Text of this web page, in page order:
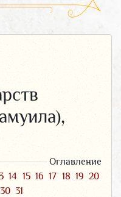
Оглавление
14 15 16 17 18 19 20
30 31